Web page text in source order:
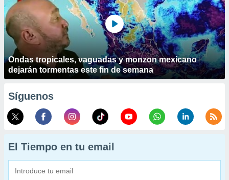
Ondas tropicales, vaguadas y monzon mexicano
dejarán tormentas este fin de semana
Síguenos
El Tiempo en tu email